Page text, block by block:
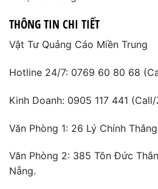
THÔNG TIN CHI TIẾT
Vật Tư Quảng Cáo Miền Trung
Hotline 24/7: 0769 60 80 68
Kinh Doanh: 0905 117 441
Văn Phòng 1: 26 Lý Chính
Văn Phòng 2: 385 Tôn Đức
Nẵng.